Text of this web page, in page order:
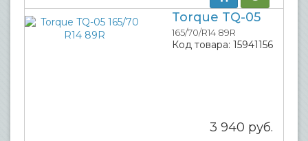
Torque TQ-05
165/70/R14 89R
Код товара: 15941156
3 940 руб.